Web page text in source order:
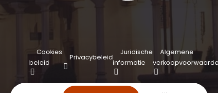
Cookies
beleid
Privacybeleid
Juridische
informatie
Algemene